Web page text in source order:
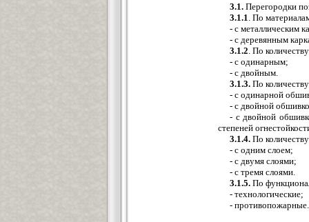
3.1. Перегородки
3.1.1 . По
- с металлическим
- с деревянным
3.1.2 . По
- с одинарным;
- с двойным.
3.1.3. По
- с одинарной
- с двойной
- с двойной
степеней
3.1.4. По
- с одним слоем;
- с двумя слоями;
- с тремя слоями.
3.1.5. По
- технологические;
- противопожарные.